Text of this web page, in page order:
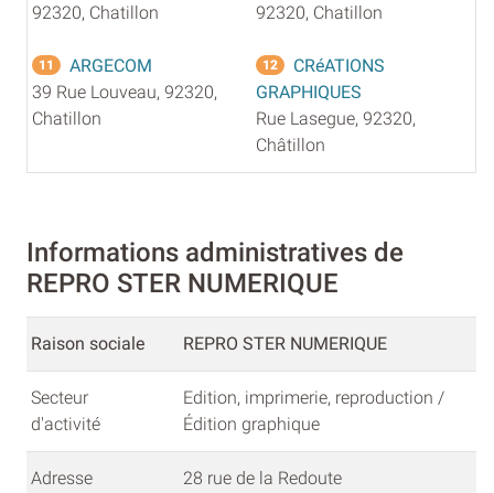
92320, Chatillon
92320, Chatillon
11
ARGECOM
39 Rue Louveau, 92320,
Chatillon
12
CRéATIONS
GRAPHIQUES
Rue Lasegue, 92320,
Châtillon
Informations administratives de
REPRO STER NUMERIQUE
Raison sociale REPRO STER NUMERIQUE
Secteur
d'activité
Edition, imprimerie, reproduction /
Édition graphique
Adresse 28 rue de la Redoute